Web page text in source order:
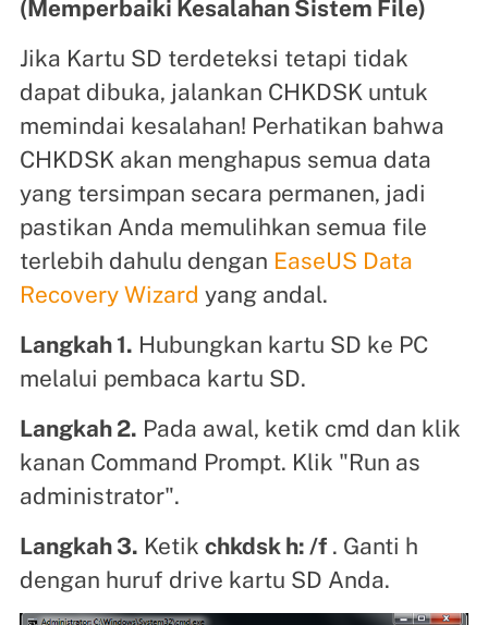
(Memperbaiki Kesalahan Sistem File)
Jika Kartu SD terdeteksi tetapi tidak
dapat dibuka, jalankan CHKDSK untuk
memindai kesalahan! Perhatikan bahwa
CHKDSK akan menghapus semua data
yang tersimpan secara permanen, jadi
pastikan Anda memulihkan semua file
terlebih dahulu dengan EaseUS Data
Recovery Wizard yang andal.
Langkah 1. Hubungkan kartu SD ke PC
melalui pembaca kartu SD.
Langkah 2. Pada awal, ketik cmd dan klik
kanan Command Prompt. Klik "Run as
administrator".
Langkah 3. Ketik chkdsk h: /f. Ganti h
dengan huruf drive kartu SD Anda.